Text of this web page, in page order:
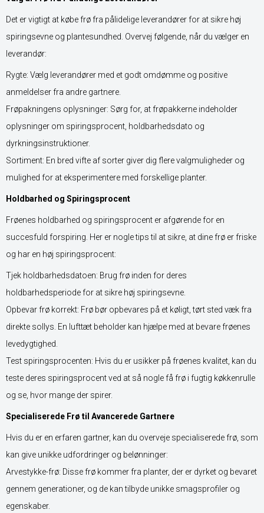
Det er vigtigt at købe frø fra pålidelige leverandører for at sikre høj
spiringsevne og plantesundhed. Overvej følgende, når du vælger en
leverandør:
Rygte: Vælg leverandører med et godt omdømme og positive
anmeldelser fra andre gartnere.
Frøpakningens oplysninger: Sørg for, at frøpakkerne indeholder
oplysninger om spiringsprocent, holdbarhedsdato og
dyrkningsinstruktioner.
Sortiment: En bred vifte af sorter giver dig flere valgmuligheder og
mulighed for at eksperimentere med forskellige planter.
Holdbarhed og Spiringsprocent
Frøenes holdbarhed og spiringsprocent er afgørende for en
succesfuld forspiring. Her er nogle tips til at sikre, at dine frø er friske
og har en høj spiringsprocent:
Tjek holdbarhedsdatoen: Brug frø inden for deres
holdbarhedsperiode for at sikre høj spiringsevne.
Opbevar frø korrekt: Frø bør opbevares på et køligt, tørt sted væk fra
direkte sollys. En lufttæt beholder kan hjælpe med at bevare frøenes
levedygtighed.
Test spiringsprocenten: Hvis du er usikker på frøenes kvalitet, kan du
teste deres spiringsprocent ved at så nogle få frø i fugtig køkkenrulle
og se, hvor mange der spirer.
Specialiserede Frø til Avancerede Gartnere
Hvis du er en erfaren gartner, kan du overveje specialiserede frø, som
kan give unikke udfordringer og belønninger:
Arvestykke-frø: Disse frø kommer fra planter, der er dyrket og bevaret
gennem generationer, og de kan tilbyde unikke smagsprofiler og
egenskaber.